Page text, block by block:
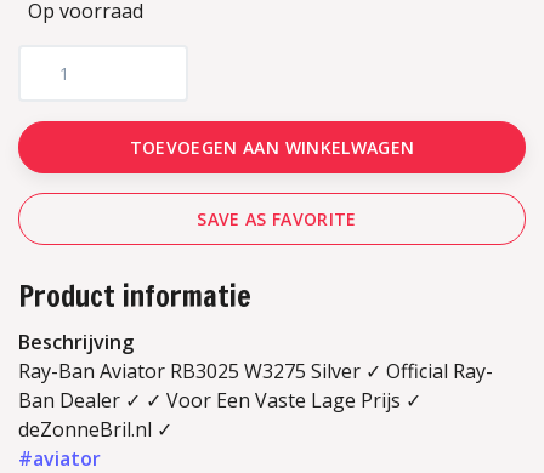
Op voorraad
TOEVOEGEN AAN WINKELWAGEN
SAVE AS FAVORITE
Product informatie
Beschrijving
Ray-Ban Aviator RB3025 W3275 Silver ✓ Official Ray-
Ban Dealer ✓ ✓ Voor Een Vaste Lage Prijs ✓
deZonneBril.nl ✓
#aviator